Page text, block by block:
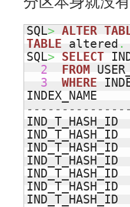
SQL> ALTER
TABLE altered .
SQL> SELECT
2
FROM
3
WHERE